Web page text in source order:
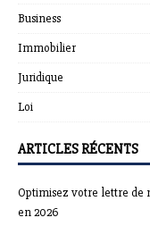
Business
Immobilier
Juridique
Loi
ARTICLES RÉCENTS
Optimisez votre lettre de
en 2026